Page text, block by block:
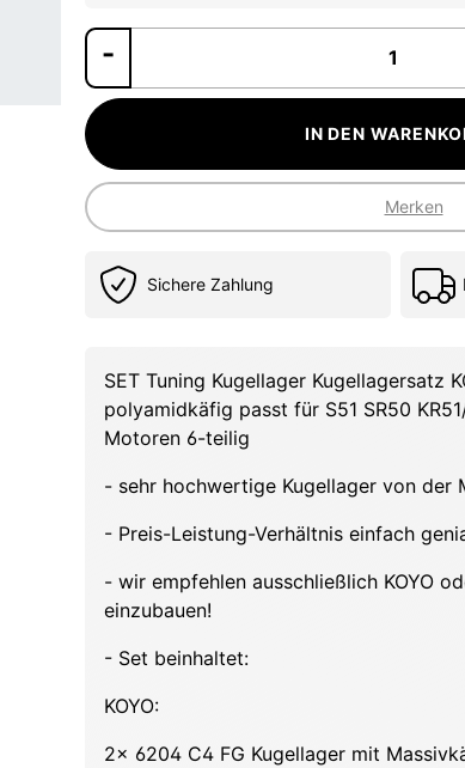
IN DEN
Merken
Sichere Zahlung
SET Tuning Kugellager Kugellagersatz
polyamidkäfig passt für S51 SR50
Motoren 6-teilig
- sehr hochwertige Kugellager von der
- Preis-Leistung-Verhältnis einfach
- wir empfehlen ausschließlich KOYO
einzubauen!
- Set beinhaltet:
KOYO:
2x 6204 C4 FG Kugellager mit